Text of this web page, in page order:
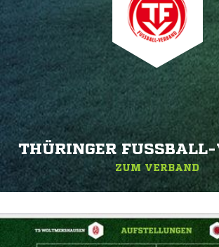
THÜRINGER FUSSBALL-
ZUM VERBAND